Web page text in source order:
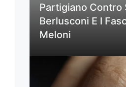
Partigiano Contro
Berlusconi E I
Meloni